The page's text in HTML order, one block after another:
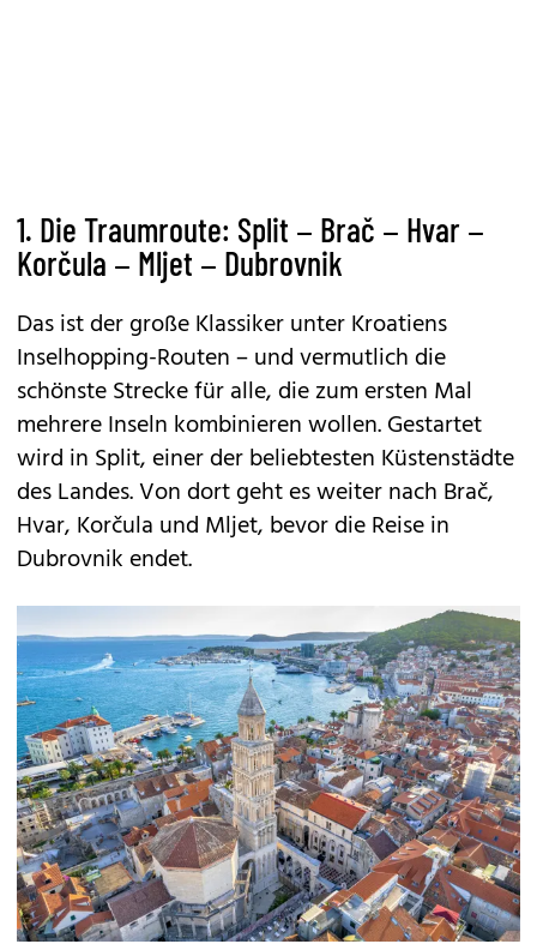
1. Die Traumroute: Split – Brač – Hvar –
Korčula – Mljet – Dubrovnik
Das ist der große Klassiker unter Kroatiens
Inselhopping-Routen – und vermutlich die
schönste Strecke für alle, die zum ersten Mal
mehrere Inseln kombinieren wollen. Gestartet
wird in Split, einer der beliebtesten Küstenstädte
des Landes. Von dort geht es weiter nach Brač,
Hvar, Korčula und Mljet, bevor die Reise in
Dubrovnik endet.